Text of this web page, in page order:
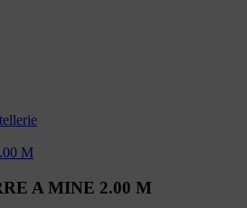
M
A MINE 2.00 M